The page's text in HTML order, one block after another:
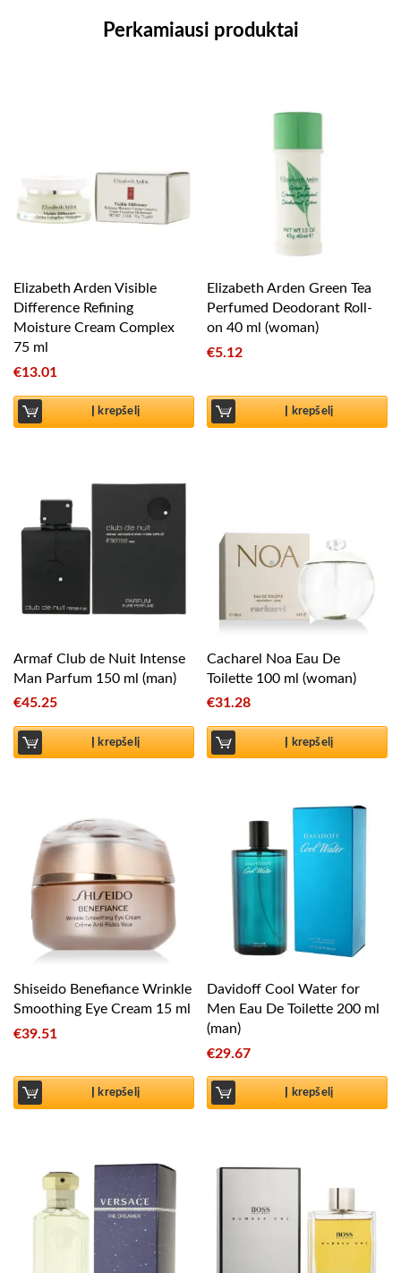
Perkamiausi produktai
Elizabeth Arden Visible
Difference Refining
Moisture Cream Complex
75 ml
€13.01
Į krepšelį
Elizabeth Arden Green Tea
Perfumed Deodorant Roll-
on 40 ml (woman)
€5.12
Į krepšelį
Armaf Club de Nuit Intense
Man Parfum 150 ml (man)
€45.25
Į krepšelį
Cacharel Noa Eau De
Toilette 100 ml (woman)
€31.28
Į krepšelį
Shiseido Benefiance Wrinkle
Smoothing Eye Cream 15 ml
€39.51
Į krepšelį
Davidoff Cool Water for
Men Eau De Toilette 200 ml
(man)
€29.67
Į krepšelį